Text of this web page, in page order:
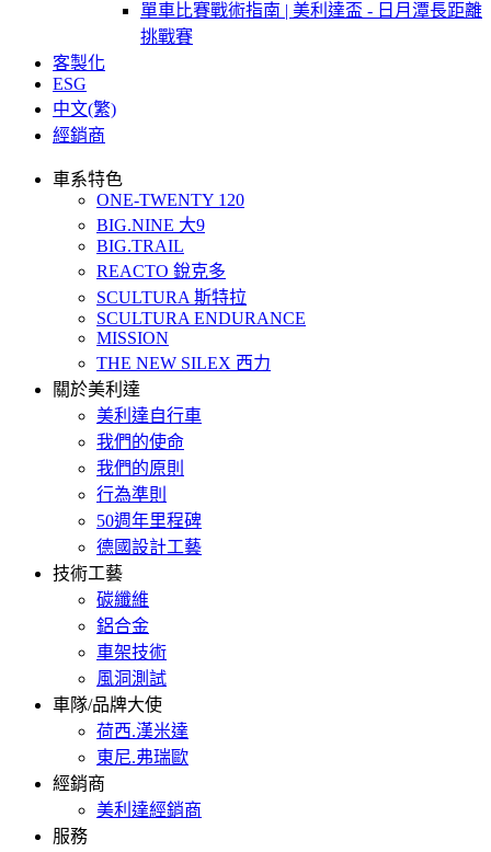
單車比賽戰術指南 | 美利達盃 - 日月潭長距離
挑戰賽
客製化
ESG
中文(繁)
經銷商
車系特色
ONE-TWENTY 120
BIG.NINE 大9
BIG.TRAIL
REACTO 銳克多
SCULTURA 斯特拉
SCULTURA ENDURANCE
MISSION
THE NEW SILEX 西力
關於美利達
美利達自行車
我們的使命
我們的原則
行為準則
50週年里程碑
德國設計工藝
技術工藝
碳纖維
鋁合金
車架技術
風洞測試
車隊/品牌大使
荷西.漢米達
東尼.弗瑞歐
經銷商
美利達經銷商
服務